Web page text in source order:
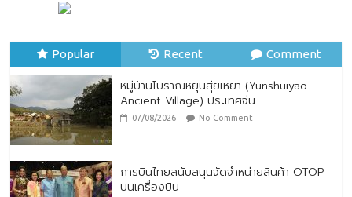
Popular Recent Comment
หมู่บ้านโบราณหยุนสุ่ยเหยา (Yunshuiyao
Ancient Village) ประเทศจีน
07/08/2026 No Comment
การบินไทยสนับสนุนจัดจำหน่ายสินค้า OTOP
บนเครื่องบิน